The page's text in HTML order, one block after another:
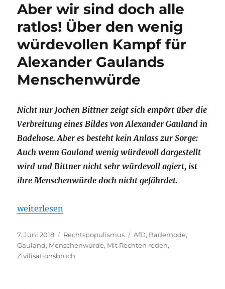
Aber wir sind doch alle
ratlos! Über den wenig
würdevollen Kampf für
Alexander Gaulands
Menschenwürde
Nicht nur Jochen Bittner zeigt sich empört über die
Verbreitung eines Bildes von Alexander Gauland in
Badehose. Aber es besteht kein Anlass zur Sorge:
Auch wenn Gauland wenig würdevoll dargestellt
wird und Bittner nicht sehr würdevoll agiert, ist
ihre Menschenwürde doch nicht gefährdet.
„Aber wir sind doch alle ratlos! Über den wenig
weiterlesen
Veröffentlicht
am
7. Juni 2018 Kategorien
Rechtspopulismus Schlagwörter
AfD, Bademode,
Gauland, Menschenwürde, Mit Rechten reden,
Zivilisationsbruch